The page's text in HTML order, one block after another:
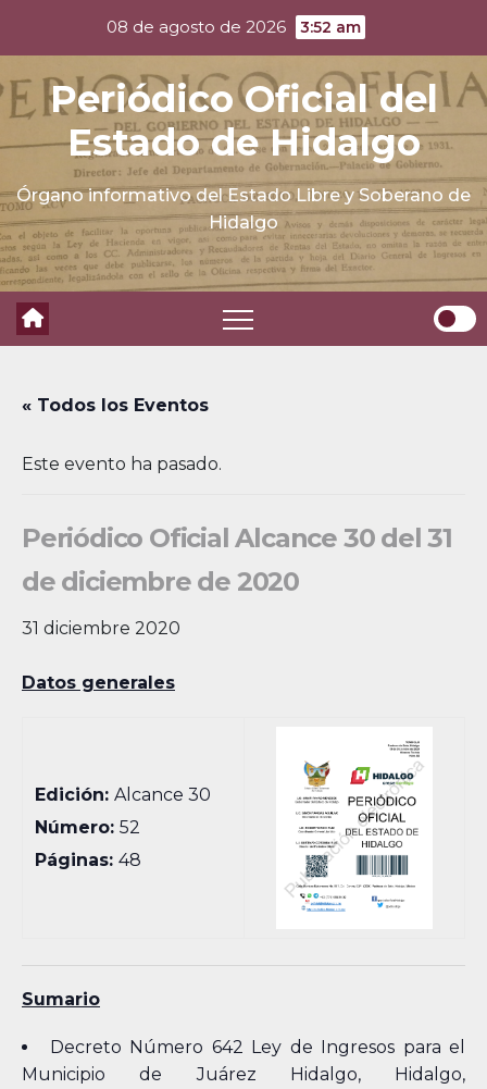
content
08 de agosto de 2026 3:52 am
Periódico Oficial del
Estado de Hidalgo
Órgano informativo del Estado Libre y Soberano de
Hidalgo
« Todos los Eventos
Este evento ha pasado.
Periódico Oficial Alcance 30 del 31
de diciembre de 2020
31 diciembre 2020
Datos generales
Edición:Alcance 30
Número:52
Páginas:48
Sumario
Decreto Número 642 Ley de Ingresos para el
Municipio de Juárez Hidalgo, Hidalgo,